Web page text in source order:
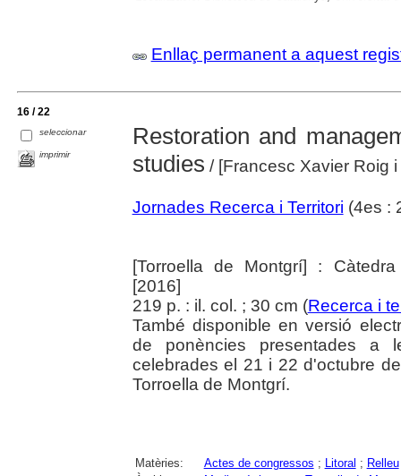
Enllaç permanent a aquest
16 / 22
seleccionar
imprimir
Restoration and
studies / [Francesc Xavier Roig
Jornades Recerca i Territori (4es :
[Torroella de Montgrí] :
[2016]
219 p. : il. col. ; 30 cm (Recerca i
També disponible en versió
de ponències presentades a
celebrades el 21 i 22 d'octubre
Torroella de Montgrí.
Matèries: Actes de congressos ; Litoral ; Relleu